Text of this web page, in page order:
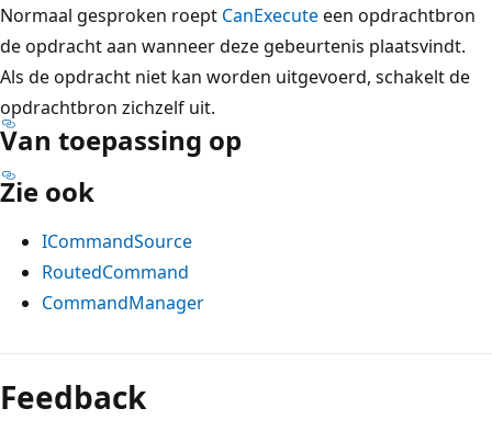
Normaal gesproken roept CanExecuteeen opdrachtbron
de opdracht aan wanneer deze gebeurtenis plaatsvindt.
Als de opdracht niet kan worden uitgevoerd, schakelt de
opdrachtbron zichzelf uit.
Van toepassing op
Zie ook
ICommandSource
RoutedCommand
CommandManager
Leesmodus
uitgeschakeld
Feedback